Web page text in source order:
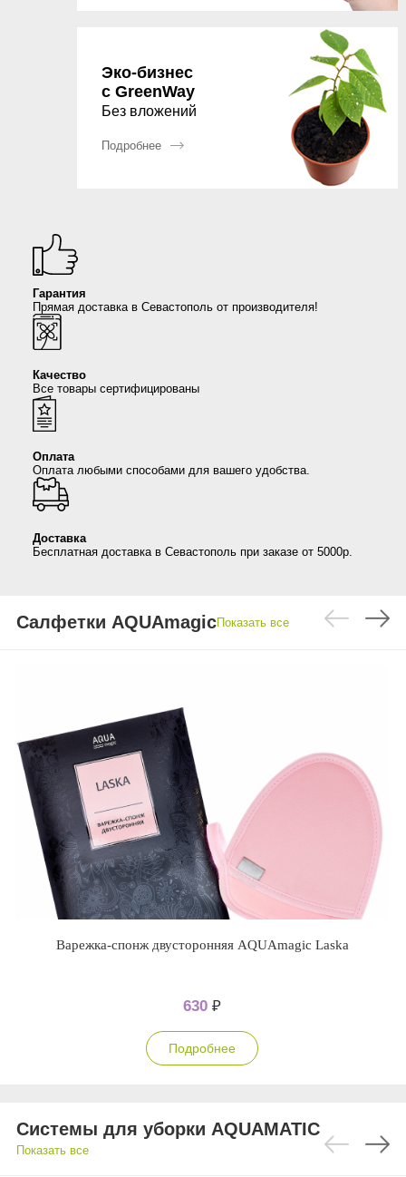
Детская косметика
Эфирные масла
Revitall
Green Fiber
Healthberry
Totty
Anny Rey
Intilia
Green Minds
Эко-бизнес
с GreenWay
Без вложений
Подробнее
Гарантия
Прямая доставка в Севастополь от производителя!
Качество
Все товары сертифицированы
Оплата
Оплата любыми способами для вашего удобства.
Доставка
Бесплатная доставка в Севастополь при заказе от 5000р.
Салфетки AQUAmagicПоказать все
Варежка-спонж двусторонняя AQUAmagic Laska
630 ₽
Подробнее
Системы для уборки AQUAMATIC
Показать все